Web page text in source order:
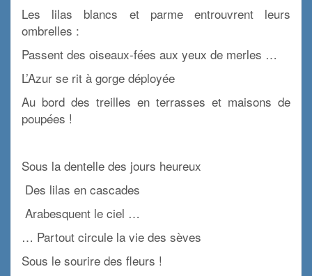
Les lilas blancs et parme entrouvrent leurs
ombrelles :
Passent des oiseaux-fées aux yeux de merles …
L’Azur se rit à gorge déployée
Au bord des treilles en terrasses et maisons de
poupées !
Sous la dentelle des jours heureux
Des lilas en cascades
Arabesquent le ciel …
… Partout circule la vie des sèves
Sous le sourire des fleurs !